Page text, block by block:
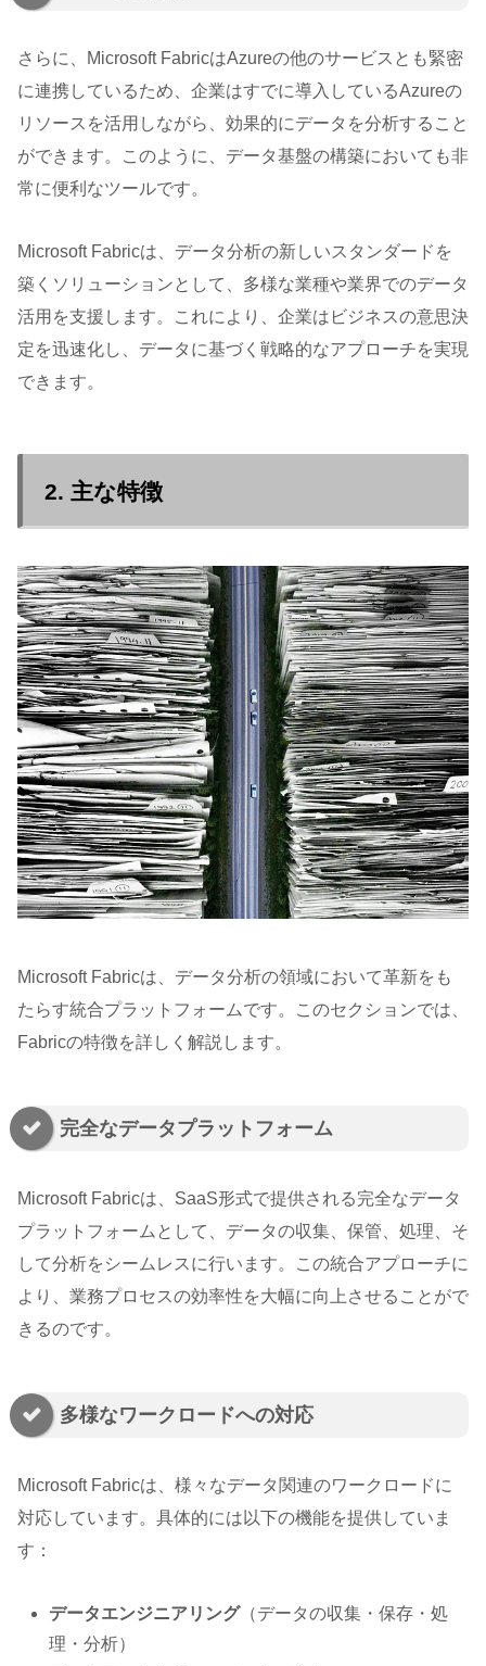
さらに、Microsoft FabricはAzureの他のサービスとも緊密
に連携しているため、企業はすでに導入しているAzureの
リソースを活用しながら、効果的にデータを分析すること
ができます。このように、データ基盤の構築においても非
常に便利なツールです。
Microsoft Fabricは、データ分析の新しいスタンダードを
築くソリューションとして、多様な業種や業界でのデータ
活用を支援します。これにより、企業はビジネスの意思決
定を迅速化し、データに基づく戦略的なアプローチを実現
できます。
2. 主な特徴
Microsoft Fabricは、データ分析の領域において革新をも
たらす統合プラットフォームです。このセクションでは、
Fabricの特徴を詳しく解説します。
完全なデータプラットフォーム
Microsoft Fabricは、SaaS形式で提供される完全なデータ
プラットフォームとして、データの収集、保管、処理、そ
して分析をシームレスに行います。この統合アプローチに
より、業務プロセスの効率性を大幅に向上させることがで
きるのです。
多様なワークロードへの対応
Microsoft Fabricは、様々なデータ関連のワークロードに
対応しています。具体的には以下の機能を提供していま
す：
データエンジニアリング（データの収集・保存・処
理・分析）